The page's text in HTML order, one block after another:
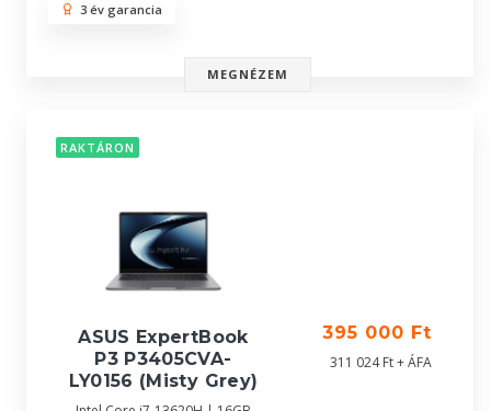
3 év garancia
MEGNÉZEM
RAKTÁRON
ASUS ExpertBook
P3 P3405CVA-
LY0156 (Misty Grey)
395 000 Ft
311 024 Ft + ÁFA